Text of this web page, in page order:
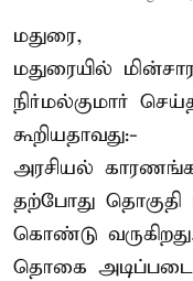
மதுரை,
மதுரையில்
நிர்மல்குமார்
கூறியதாவது:-
அரசியல்
தற்போது
கொண்டு
தொகை